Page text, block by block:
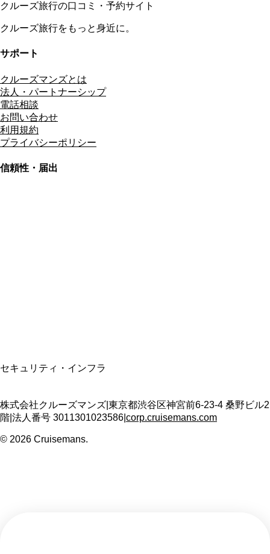
クルーズ旅行の口コミ・予約サイト
クルーズ旅行をもっと身近に。
サポート
クルーズマンズとは
法人・パートナーシップ
電話相談
お問い合わせ
利用規約
プライバシーポリシー
信頼性・届出
セキュリティ・インフラ
株式会社クルーズマンズ 東京都渋谷区神宮前6-23-4 桑野ビル2
階 法人番号 3011301023586 corp.cruisemans.com
© 2026 Cruisemans.